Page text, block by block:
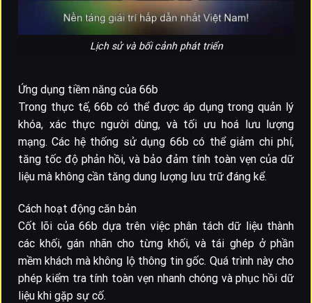
Lịch sử và bối cảnh phát triển
Ứng dụng tiềm năng của 66b
Trong thực tế, 66b có thể được áp dụng trong quản lý
khóa, xác thực người dùng, và tối ưu hoá lưu lượng
mạng. Các hệ thống sử dụng 66b có thể giảm chi phí,
tăng tốc độ phản hồi, và bảo đảm tính toàn vẹn của dữ
liệu mà không cần tăng dung lượng lưu trữ đáng kể.
Cách hoạt động căn bản
Cốt lõi của 66b dựa trên việc phân tách dữ liệu thành
các khối, gán nhãn cho từng khối, và tái ghép ở phần
mềm khách mà không lộ thông tin gốc. Quá trình này cho
phép kiểm tra tính toàn vẹn nhanh chóng và phục hồi dữ
liệu khi gặp sự cố.